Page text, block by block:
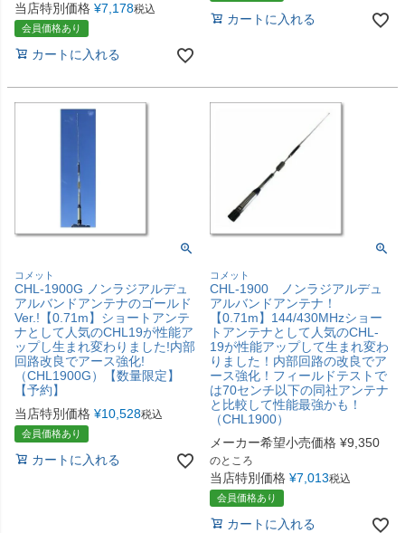
当店特別価格 ¥7,178税込
会員価格あり
カートに入れる
カートに入れる
コメット
CHL-1900G ノンラジアルデュ
アルバンドアンテナのゴールド
Ver.!【0.71m】ショートアンテ
ナとして人気のCHL19が性能ア
ップし生まれ変わりました!内部
回路改良でアース強化!
（CHL1900G）【数量限定】
【予約】
当店特別価格 ¥10,528税込
会員価格あり
カートに入れる
コメット
CHL-1900 ノンラジアルデュ
アルバンドアンテナ！
【0.71m】144/430MHzショー
トアンテナとして人気のCHL-
19が性能アップして生まれ変わ
りました！内部回路の改良でア
ース強化！フィールドテストで
は70センチ以下の同社アンテナ
と比較して性能最強かも！
（CHL1900）
メーカー希望小売価格 ¥9,350
のところ
当店特別価格 ¥7,013税込
会員価格あり
カートに入れる